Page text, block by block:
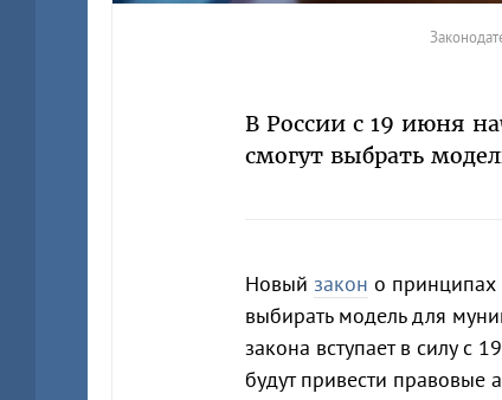
В России с 19 июня
смогут выбрать
Новый закон о принципах
выбирать модель для
закона вступает в силу с
будут привести правовые